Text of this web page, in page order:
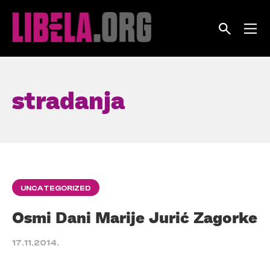
stradanja
UNCATEGORIZED
Osmi Dani Marije Jurić Zagorke
17.11.2014.